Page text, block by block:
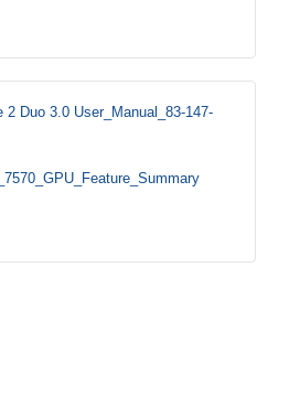
2 Duo 3.0 User_Manual_83-147-